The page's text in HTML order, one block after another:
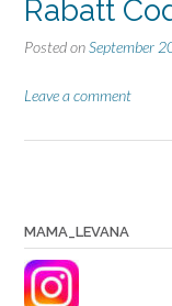
Rabatt
Posted onSeptember
Leave a comment
MAMA_LEVANA